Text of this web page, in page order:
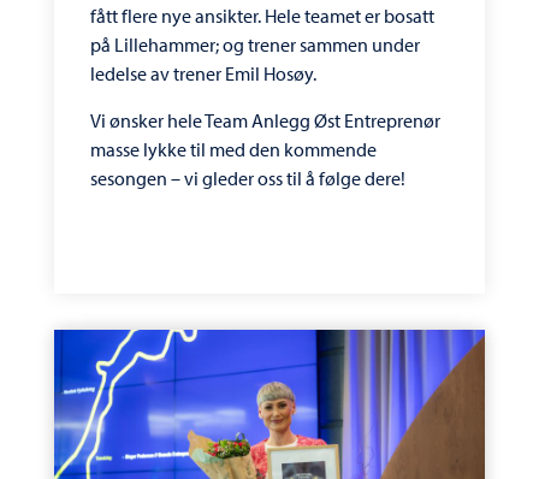
fått flere nye ansikter. Hele teamet er bosatt
på Lillehammer; og trener sammen under
ledelse av trener Emil Hosøy.
Vi ønsker hele Team Anlegg Øst Entreprenør
masse lykke til med den kommende
sesongen – vi gleder oss til å følge dere!